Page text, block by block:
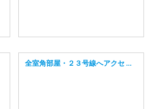
全室角部屋・２３号線へアクセ …